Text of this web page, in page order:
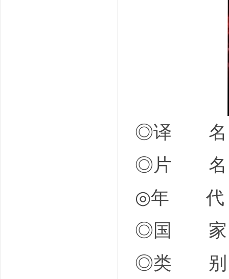
◎译 名
◎片 名
◎年 代
◎国 家
◎类 别